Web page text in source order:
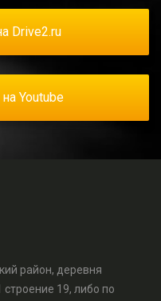
Drive2.ru
Youtube
район, деревня
19, либо по